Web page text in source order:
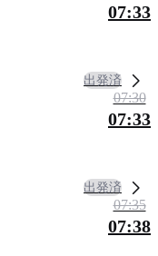
07:33
出発済
07:30
07:33
出発済
07:35
07:38